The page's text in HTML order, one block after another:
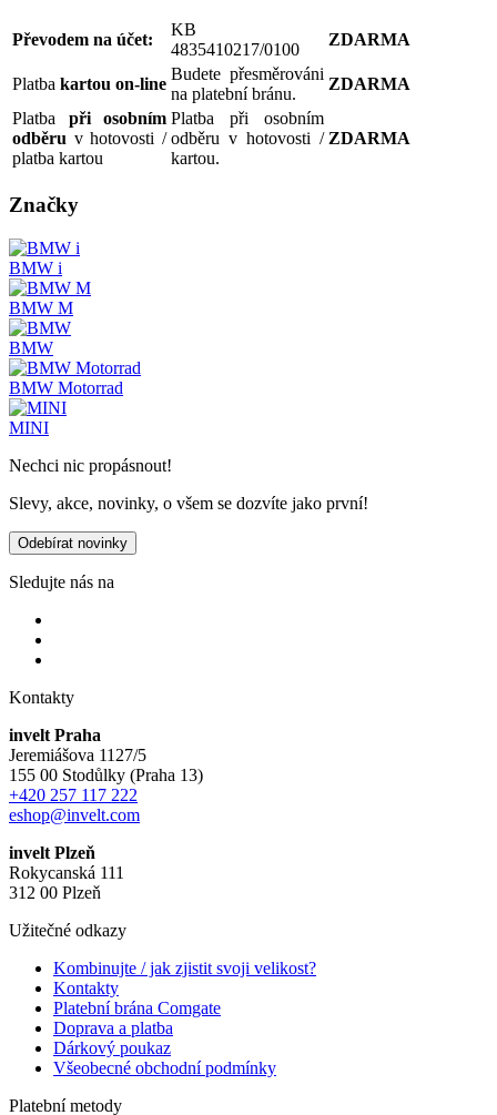
Převodem na účet:
KB
4835410217/0100
ZDARMA
Platba kartou on-line
Budete přesměrováni
na platební bránu.
ZDARMA
Platba při osobním
odběru v hotovosti /
platba kartou
Platba při osobním
odběru v hotovosti /
kartou.
ZDARMA
Značky
BMW i
BMW M
BMW
BMW Motorrad
MINI
Nechci nic propásnout!
Slevy, akce, novinky, o všem se dozvíte jako první!
Odebírat novinky
Sledujte nás na
Kontakty
invelt Praha
Jeremiášova 1127/5
155 00 Stodůlky (Praha 13)
+420 257 117 222
eshop@invelt.com
invelt Plzeň
Rokycanská 111
312 00 Plzeň
Užitečné odkazy
Kombinujte / jak zjistit svoji velikost?
Kontakty
Platební brána Comgate
Doprava a platba
Dárkový poukaz
Všeobecné obchodní podmínky
Platební metody